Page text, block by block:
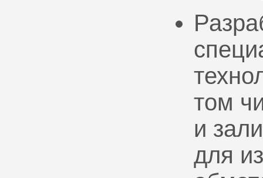
том
и
для